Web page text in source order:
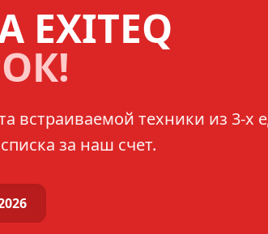
встраиваемой техники из 3-
за наш счет.